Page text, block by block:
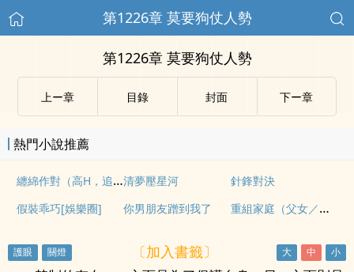
第1226章 莫要狗仗人勢
第1226章 莫要狗仗人勢
上ー章 目錄 封面 下ー章
熱門小說推薦
纏綿作對（高H，追妻1v1）清夢壓星河
針鋒對決
假裝乖巧[娛樂圈]
你男朋友蹭到我了 重組家庭（父女／母子）
〔加入書籤〕